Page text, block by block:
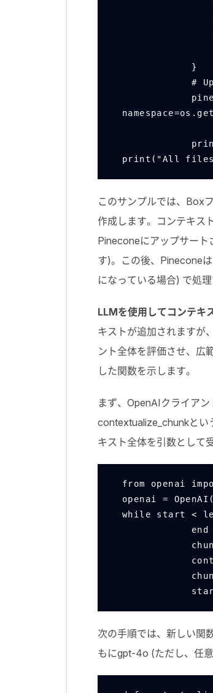
            }
print("All files
このサンプルでは、 Box
作成します。コンテキス
Pineconeにアップサー
す)。この後、 Pineconeは
になっている場合) で処理
LLMを使用してコンテキ
キストが追加されますが
ント全体を評価させ、広
した関数を示します。
まず、 OpenAI クライア
contextualize_chunkとい
キスト全体を引数として
from openai
openai =
while start <
次の手順では、新しい関
もにgpt-4o (ただし、任